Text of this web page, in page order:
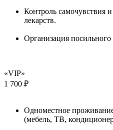
Контроль самочувствия
лекарств.
Организация
«VIP»
1 700 ₽
Одноместное
(мебель, ТВ,